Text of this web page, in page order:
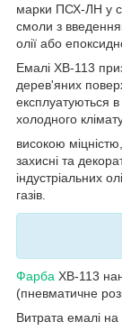
марки ПСХ-ЛН у
смоли з
олії або
Емалі ХВ-113
дерев'яних
експлуатуються
холодного
високою
захисні та
індустріальних
газів.
Фарба ХВ-113
(пневматичне
Витрата емалі